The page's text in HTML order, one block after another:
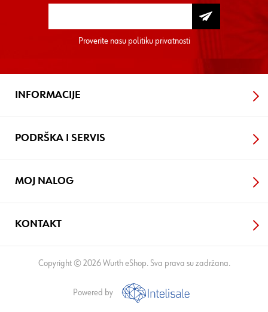
Proverite nasu politiku privatnosti
INFORMACIJE
PODRŠKA I SERVIS
MOJ NALOG
KONTAKT
Copyright © 2026 Wurth eShop. Sva prava su zadržana.
Powered by